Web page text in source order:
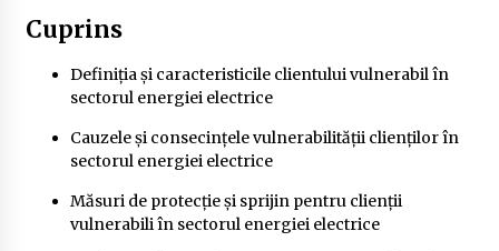
2 ani ago
Cum să alegi firul de pescuit perfect pentru
crap: Ghid complet pentru pescari
2 ani ago
Uloga lokalne ekonomije u razvoju zajednice
2 ani ago
Cuprins
Definiția și caracteristicile clientului vulnerabil în
sectorul energiei electrice
Cauzele și consecințele vulnerabilității clienților în
sectorul energiei electrice
Măsuri de protecție și sprijin pentru clienții
vulnerabili în sectorul energiei electrice